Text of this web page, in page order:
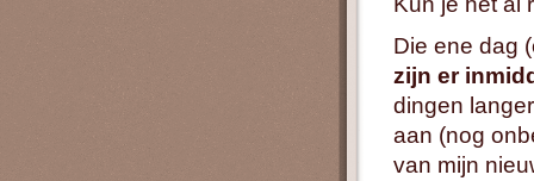
Die ene dag
zijn er
dingen
aan (nog
van mijn